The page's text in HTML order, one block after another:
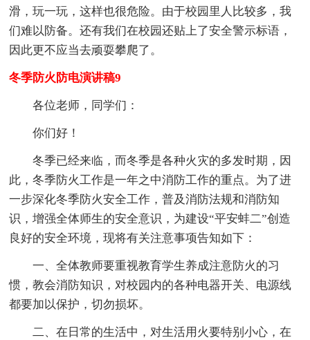
滑，玩一玩，这样也很危险。由于校园里人比较多，我
们难以防备。还有我们在校园还贴上了安全警示标语，
因此更不应当去顽耍攀爬了。
冬季防火防电演讲稿9
各位老师，同学们：
你们好！
冬季已经来临，而冬季是各种火灾的多发时期，因
此，冬季防火工作是一年之中消防工作的重点。为了进
一步深化冬季防火安全工作，普及消防法规和消防知
识，增强全体师生的安全意识，为建设“平安蚌二”创造
良好的安全环境，现将有关注意事项告知如下：
一、全体教师要重视教育学生养成注意防火的习
惯，教会消防知识，对校园内的各种电器开关、电源线
都要加以保护，切勿损坏。
二、在日常的生活中，对生活用火要特别小心，在